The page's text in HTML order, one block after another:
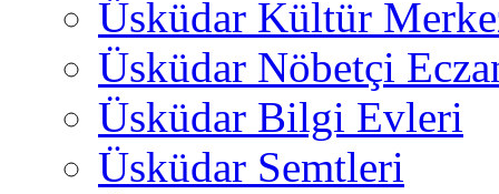
Üsküdar Kültür
Üsküdar Nöbetçi
Üsküdar Bilgi Evleri
Üsküdar Semtleri